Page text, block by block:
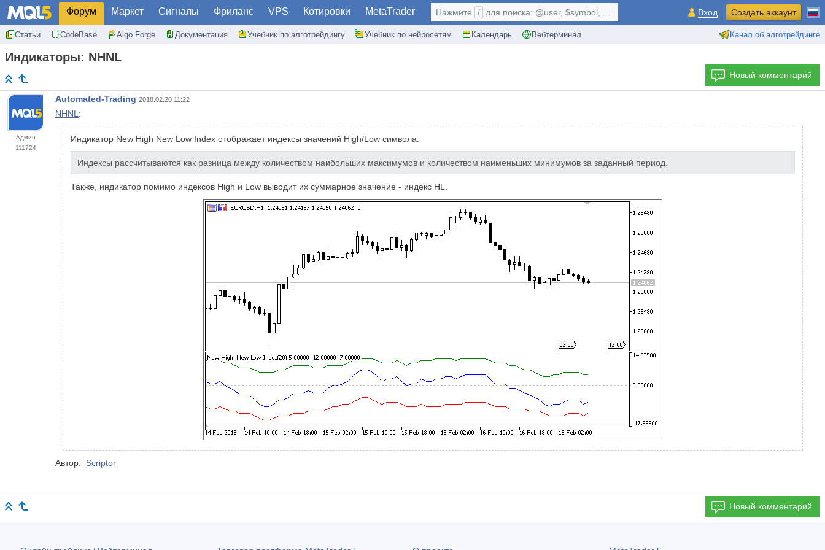
Форум Маркет Сигналы Фриланс VPS Котировки MetaTrader
Статьи CodeBase Algo Forge Документация Учебник по алготрейдингу Учебник по нейросетям Календарь Вебтерминал Канал об алготрейдинге
Нажмите / для поиска: @user, $symbol, ... Вход Создать аккаунт
Индикаторы: NHNL
Новый комментарий
Админ
111724
Automated-Trading 2018.02.20 11:22
NHNL:
Индикатор New High New Low Index отображает индексы значений High/Low символа.
Индексы рассчитываются как разница между количеством наибольших максимумов и количеством наименьших минимумов за заданный период.
Также, индикатор помимо индексов High и Low выводит их суммарное значение - индекс HL.
Автор: Scriptor
Новый комментарий